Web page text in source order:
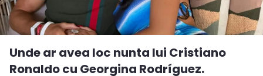
Unde ar avea loc nunta lui Cristiano
Ronaldo cu Georgina Rodríguez.